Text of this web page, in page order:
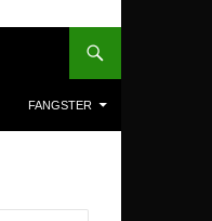
FANGSTER